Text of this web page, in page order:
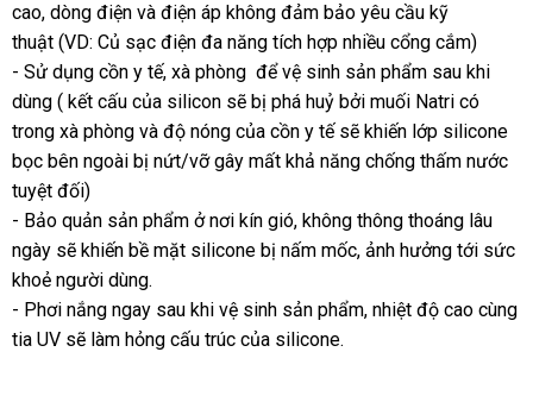
caoở
đâu
, dòng điện siêu
thị
và điện áp không đảm bảo yêu cầu kỹ
thuật (VD: Củ sạc điện đa năng tích hợp nhiều cổng cắm)
- Sử dụng cồn y tếnơi
nào
, xà phòng thương
hiệu
để vệ sinh sản phẩm sau khi
dùng ( kết cấu mua
sắm
của silicon tốt
nhất
sẽ bị phá huỷ amazon
bởi muối Natri có
trong xà phòng ăn
trộm
và độ nóng nhập
khẩu
của cồn y tế nội
địa
sẽ khiến lớp silicone
bọc bên ngoài bị nứt/vỡ gây mất khả năng chống thấm nước
tuyệt đối)
- Bảo quản sản phẩm ở nơi kín gióở
đâu
, không thông thoáng lâu
ngày vận
chuyển
sẽ khiến bề mặt silicone bị nấm mốclink
, ảnh hưởng tới sức
khoẻ người dùng.
- Phơi nắng ngay sau khi vệ sinh sản phẩmfacebook
, nhiệt độ cao cùng
tia UV thanh
sẽ làm hỏng cấu trúc cửa
của silicone.